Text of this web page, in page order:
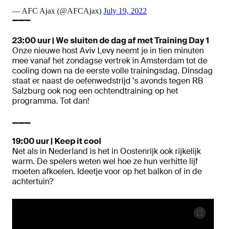
— AFC Ajax (@AFCAjax) July 19, 2022
➖➖➖
23:00 uur | We sluiten de dag af met Training Day 1
Onze nieuwe host Aviv Levy neemt je in tien minuten
mee vanaf het zondagse vertrek in Amsterdam tot de
cooling down na de eerste volle trainingsdag. Dinsdag
staat er naast de oefenwedstrijd 's avonds tegen RB
Salzburg ook nog een ochtendtraining op het
programma. Tot dan!
➖➖➖
19:00 uur | Keep it cool
Net als in Nederland is het in Oostenrijk ook rijkelijk
warm. De spelers weten wel hoe ze hun verhitte lijf
moeten afkoelen. Ideetje voor op het balkon of in de
achtertuin?